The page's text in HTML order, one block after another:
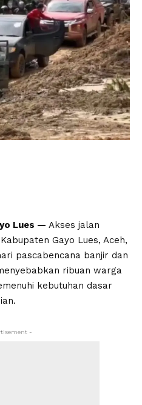
Lues — Akses jalan
Gayo Lues, Aceh,
pascabencana banjir dan
ribuan warga
kebutuhan dasar
-